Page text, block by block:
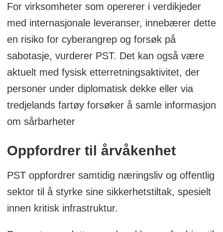
For virksomheter som opererer i verdikjeder
med internasjonale leveranser, innebærer dette
en risiko for cyberangrep og forsøk på
sabotasje, vurderer PST. Det kan også være
aktuelt med fysisk etterretningsaktivitet, der
personer under diplomatisk dekke eller via
tredjelands fartøy forsøker å samle informasjon
om sårbarheter
Oppfordrer til årvåkenhet
PST oppfordrer samtidig næringsliv og offentlig
sektor til å styrke sine sikkerhetstiltak, spesielt
innen kritisk infrastruktur.